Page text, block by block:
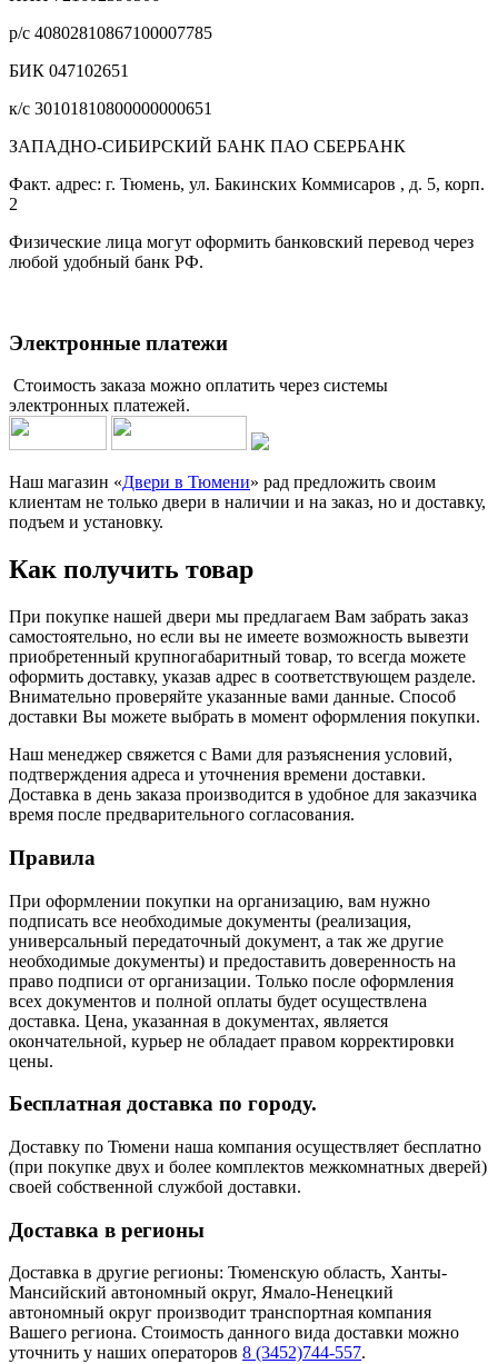
р/с 40802810867100007785
БИК 047102651
к/с 30101810800000000651
ЗАПАДНО-СИБИРСКИЙ БАНК ПАО СБЕРБАНК
Факт. адрес: г. Тюмень, ул. Бакинских Коммисаров , д. 5, корп.
2
Физические лица могут оформить банковский перевод через
любой удобный банк РФ.
Электронные платежи
Стоимость заказа можно оплатить через системы
электронных платежей.
Наш магазин «Двери в Тюмени» рад предложить своим
клиентам не только двери в наличии и на заказ, но и доставку,
подъем и установку.
Как получить товар
При покупке нашей двери мы предлагаем Вам забрать заказ
самостоятельно, но если вы не имеете возможность вывезти
приобретенный крупногабаритный товар, то всегда можете
оформить доставку, указав адрес в соответствующем разделе.
Внимательно проверяйте указанные вами данные. Способ
доставки Вы можете выбрать в момент оформления покупки.
Наш менеджер свяжется с Вами для разъяснения условий,
подтверждения адреса и уточнения времени доставки.
Доставка в день заказа производится в удобное для заказчика
время после предварительного согласования.
Правила
При оформлении покупки на организацию, вам нужно
подписать все необходимые документы (реализация,
универсальный передаточный документ, а так же другие
необходимые документы) и предоставить доверенность на
право подписи от организации. Только после оформления
всех документов и полной оплаты будет осуществлена
доставка. Цена, указанная в документах, является
окончательной, курьер не обладает правом корректировки
цены.
Бесплатная доставка по городу.
Доставку по Тюмени наша компания осуществляет бесплатно
(при покупке двух и более комплектов межкомнатных дверей)
своей собственной службой доставки.
Доставка в регионы
Доставка в другие регионы: Тюменскую область, Ханты-
Мансийский автономный округ, Ямало-Ненецкий
автономный округ производит транспортная компания
Вашего региона. Стоимость данного вида доставки можно
уточнить у наших операторов 8 (3452)744-557.